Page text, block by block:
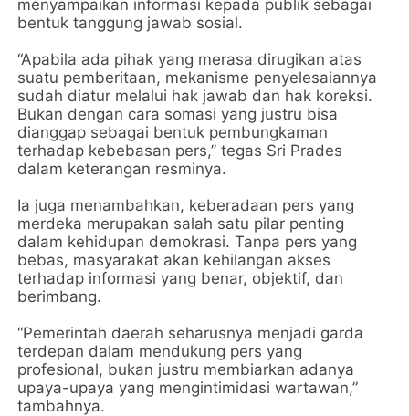
menyampaikan informasi kepada publik sebagai
bentuk tanggung jawab sosial.
“Apabila ada pihak yang merasa dirugikan atas
suatu pemberitaan, mekanisme penyelesaiannya
sudah diatur melalui hak jawab dan hak koreksi.
Bukan dengan cara somasi yang justru bisa
dianggap sebagai bentuk pembungkaman
terhadap kebebasan pers,” tegas Sri Prades
dalam keterangan resminya.
Ia juga menambahkan, keberadaan pers yang
merdeka merupakan salah satu pilar penting
dalam kehidupan demokrasi. Tanpa pers yang
bebas, masyarakat akan kehilangan akses
terhadap informasi yang benar, objektif, dan
berimbang.
“Pemerintah daerah seharusnya menjadi garda
terdepan dalam mendukung pers yang
profesional, bukan justru membiarkan adanya
upaya-upaya yang mengintimidasi wartawan,”
tambahnya.